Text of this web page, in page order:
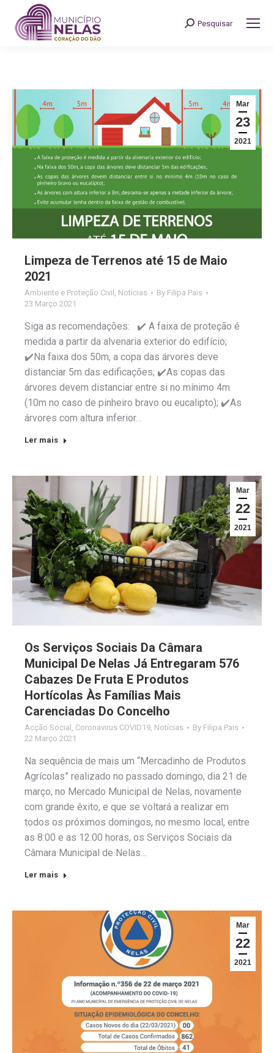
Search:
Pesquisar
Mar
23
2021
Limpeza de Terrenos até 15 de Maio
2021
Ambiente e Proteção Civil , Notícias By Filipa Pais
23 Março 2021
Siga as recomendações: ✔️ A faixa de proteção é
medida a partir da alvenaria exterior do edifício;
✔️Na faixa dos 50m, a copa das árvores deve
distanciar 5m das edificações; ✔️As copas das
árvores devem distanciar entre si no mínimo 4m
(10m no caso de pinheiro bravo ou eucalipto); ✔️As
árvores com altura inferior…
Ler mais
Mar
22
2021
Os Serviços Sociais Da Câmara
Municipal De Nelas Já Entregaram 576
Cabazes De Fruta E Produtos
Hortícolas Às Famílias Mais
Carenciadas Do Concelho
Acção Social Coronavirus COVID19 Notícias By Filipa Pais
22 Março 2021
Na sequência de mais um “Mercadinho de Produtos
Agrícolas” realizado no passado domingo, dia 21 de
março, no Mercado Municipal de Nelas, novamente
com grande êxito, e que se voltará a realizar em
todos os próximos domingos, no mesmo local, entre
as 8:00 e as 12:00 horas, os Serviços Sociais da
Câmara Municipal de Nelas…
Ler mais
Mar
22
2021